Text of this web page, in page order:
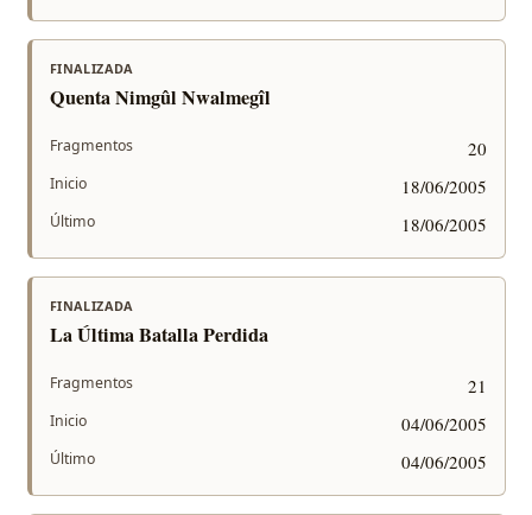
FINALIZADA
Quenta Nimgûl Nwalmegîl
Fragmentos 20
Inicio 18/06/2005
Último 18/06/2005
FINALIZADA
La Última Batalla Perdida
Fragmentos 21
Inicio 04/06/2005
Último 04/06/2005